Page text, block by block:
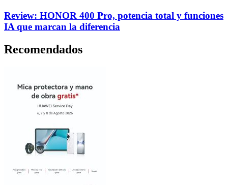
Review: HONOR 400 Pro, potencia total y funciones
IA que marcan la diferencia
Recomendados